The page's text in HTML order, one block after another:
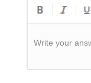
Write your